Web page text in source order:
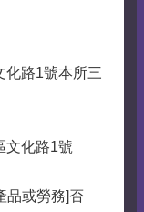
化路1號本所三
文化路1號
品或勞務]否